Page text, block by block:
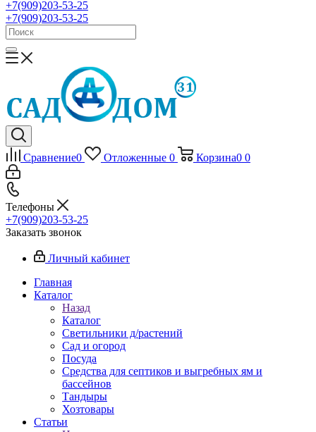
+7(909)203-53-25
+7(909)203-53-25
Сравнение0 Отложенные 0 Корзина0 0
Телефоны
+7(909)203-53-25
Заказать звонок
Личный кабинет
Главная
Каталог
Назад
Каталог
Светильники д/растений
Сад и огород
Посуда
Средства для септиков и выгребных ям и
бассейнов
Тандыры
Хозтовары
Статьи